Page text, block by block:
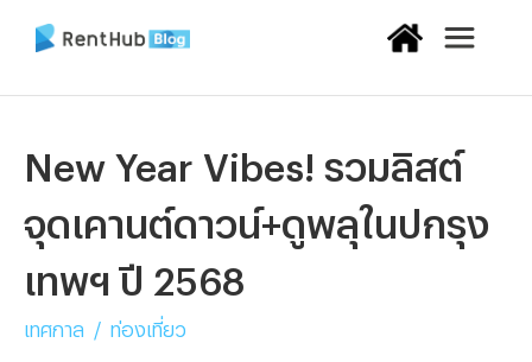
New Year Vibes! รวมลิสต์
จุดเคานต์ดาวน์+ดูพลุในปกรุง
เทพฯ ปี 2568
เทศกาล / ท่องเที่ยว